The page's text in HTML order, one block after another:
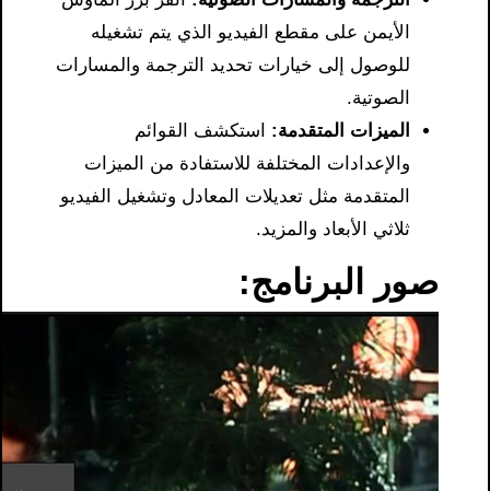
الأيمن على مقطع الفيديو الذي يتم تشغيله
للوصول إلى خيارات تحديد الترجمة والمسارات
الصوتية.
الميزات المتقدمة: استكشف القوائم
والإعدادات المختلفة للاستفادة من الميزات
المتقدمة مثل تعديلات المعادل وتشغيل الفيديو
ثلاثي الأبعاد والمزيد.
صور البرنامج: